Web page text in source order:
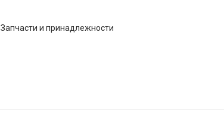
Запчасти и принадлежности